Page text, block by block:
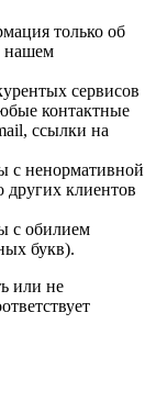
только об
нашем
сервисов
контактные
ссылки на
с ненормативной
других клиентов
с обилием
букв).
или не